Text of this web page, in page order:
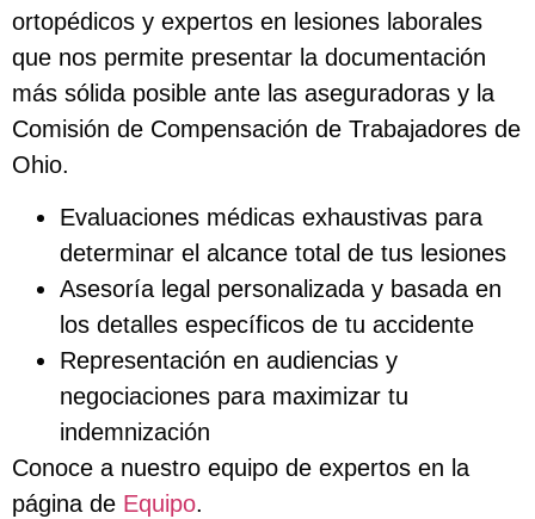
ortopédicos y expertos en lesiones laborales
que nos permite presentar la documentación
más sólida posible ante las aseguradoras y la
Comisión de Compensación de Trabajadores de
Ohio.
Evaluaciones médicas exhaustivas para
determinar el alcance total de tus lesiones
Asesoría legal personalizada y basada en
los detalles específicos de tu accidente
Representación en audiencias y
negociaciones para maximizar tu
indemnización
Conoce a nuestro equipo de expertos en la
página de Equipo.